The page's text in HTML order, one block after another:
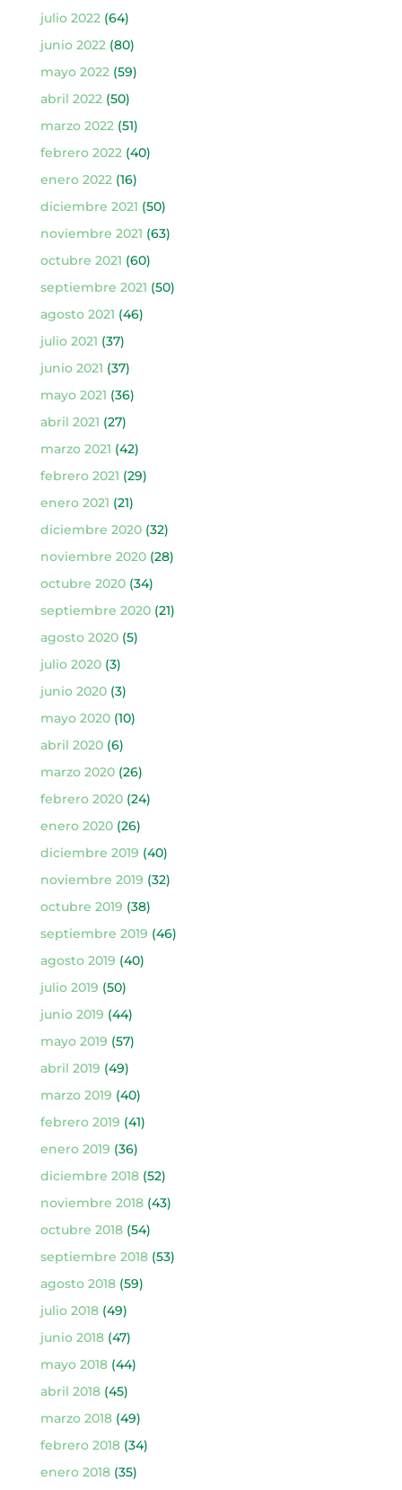
julio 2022(64)
junio 2022(80)
mayo 2022(59)
abril 2022(50)
marzo 2022(51)
febrero 2022(40)
enero 2022(16)
diciembre 2021 (50)
noviembre 2021 (63)
octubre 2021 (60)
septiembre 2021 (50)
agosto 2021 (46)
julio 2021 (37)
junio 2021 (37)
mayo 2021 (36)
abril 2021 (27)
marzo 2021 (42)
febrero 2021 (29)
enero 2021 (21)
diciembre 2020(32)
noviembre 2020(28)
octubre 2020(34)
septiembre 2020(21)
agosto 2020(5)
julio 2020(3)
junio 2020(3)
mayo 2020(10)
abril 2020(6)
marzo 2020(26)
febrero 2020(24)
enero 2020(26)
diciembre 2019 (40)
noviembre 2019 (32)
octubre 2019 (38)
septiembre 2019 (46)
agosto 2019 (40)
julio 2019 (50)
junio 2019 (44)
mayo 2019 (57)
abril 2019 (49)
marzo 2019 (40)
febrero 2019 (41)
enero 2019 (36)
diciembre 2018(52)
noviembre 2018(43)
octubre 2018(54)
septiembre 2018(53)
agosto 2018(59)
julio 2018(49)
junio 2018(47)
mayo 2018(44)
abril 2018(45)
marzo 2018(49)
febrero 2018(34)
enero 2018(35)